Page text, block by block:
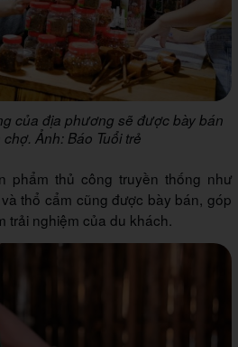
của địa phương sẽ được bày bán
Ảnh: Báo Tuổi trẻ
phẩm thủ công truyền thống như
thổ cẩm cũng được bày bán, góp
trải nghiệm của du khách.